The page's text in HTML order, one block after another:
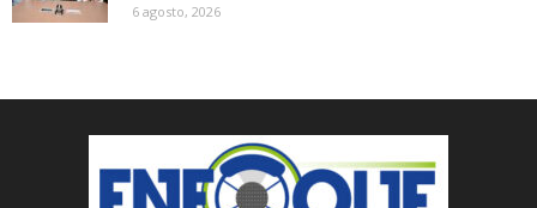
6 agosto, 2026